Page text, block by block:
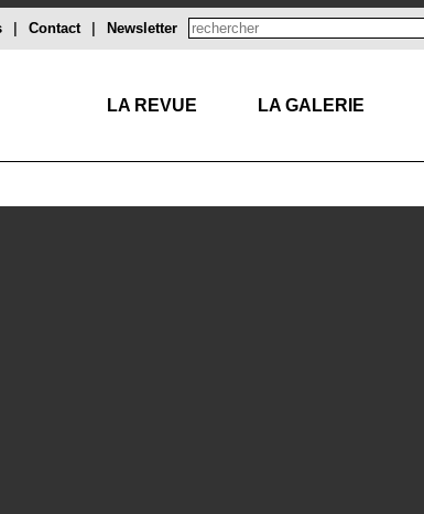
Newsletter
Contact
LA REVUE LA GALERIE